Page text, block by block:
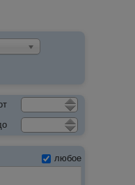
любое